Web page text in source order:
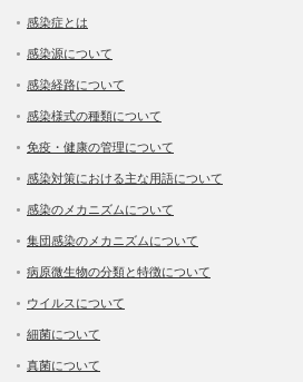
感染症とは
感染源について
感染経路について
感染様式の種類について
免疫・健康の管理について
感染対策における主な用語について
感染のメカニズムについて
集団感染のメカニズムについて
病原微生物の分類と特徴について
ウイルスについて
細菌について
真菌について